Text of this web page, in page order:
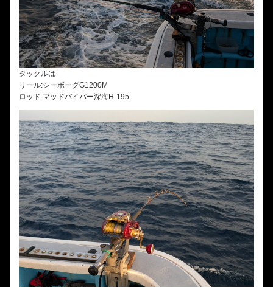
タックルは
リール:シーボーグG1200M
ロッド:マッドバイパー深海H-195